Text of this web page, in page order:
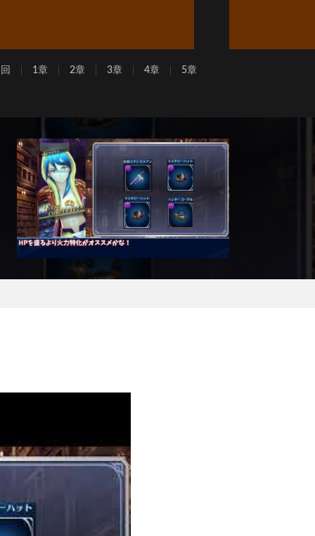
1章 2章 3章 4章 5章